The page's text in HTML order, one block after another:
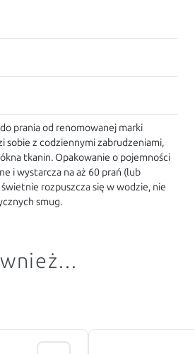
prania od renomowanej marki
sobie z codziennymi zabrudzeniami,
tkanin. Opakowanie o pojemności
i wystarcza na aż 60 prań (lub
świetnie rozpuszcza się w wodzie, nie
smug.